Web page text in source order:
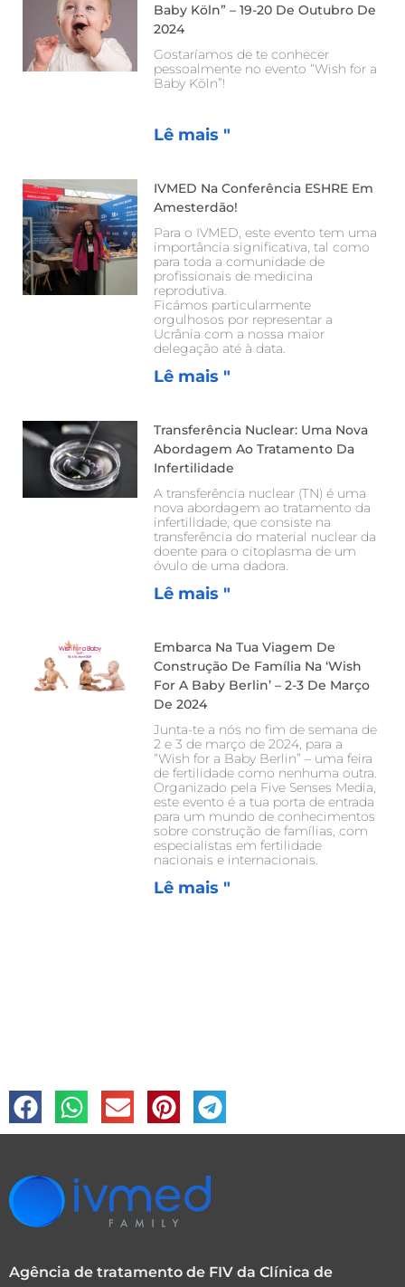
Baby Köln” – 19-20 De Outubro De
2024
Gostaríamos de te conhecer
pessoalmente no evento “Wish for a
Baby Köln”!
Lê mais "
IVMED Na Conferência ESHRE Em
Amesterdão!
Para o IVMED, este evento tem uma
importância significativa, tal como
para toda a comunidade de
profissionais de medicina
reprodutiva.
Ficámos particularmente
orgulhosos por representar a
Ucrânia com a nossa maior
delegação até à data.
Lê mais "
Transferência Nuclear: Uma Nova
Abordagem Ao Tratamento Da
Infertilidade
A transferência nuclear (TN) é uma
nova abordagem ao tratamento da
infertilidade, que consiste na
transferência do material nuclear da
doente para o citoplasma de um
óvulo de uma dadora.
Lê mais "
Embarca Na Tua Viagem De
Construção De Família Na ‘Wish
For A Baby Berlin’ – 2-3 De Março
De 2024
Junta-te a nós no fim de semana de
2 e 3 de março de 2024, para a
“Wish for a Baby Berlin” – uma feira
de fertilidade como nenhuma outra.
Organizado pela Five Senses Media,
este evento é a tua porta de entrada
para um mundo de conhecimentos
sobre construção de famílias, com
especialistas em fertilidade
nacionais e internacionais.
Lê mais "
Agência de tratamento de FIV da Clínica de